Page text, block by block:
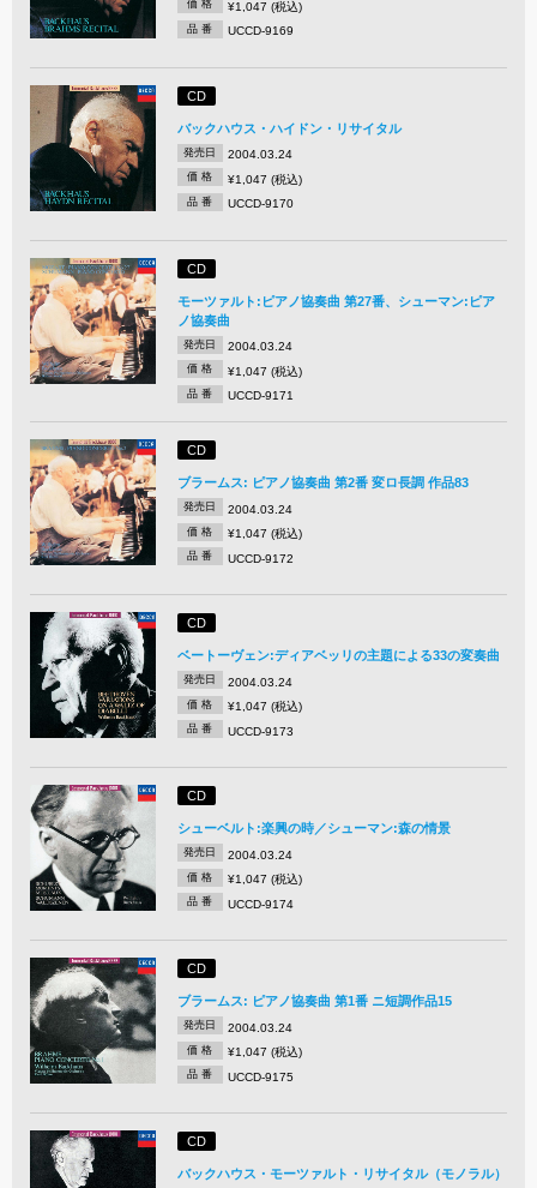
価 格 ¥1,047 (税込)
品 番 UCCD-9169
CD
バックハウス・ハイドン・リサイタル
発売日 2004.03.24
価 格 ¥1,047 (税込)
品 番 UCCD-9170
CD
モーツァルト:ピアノ協奏曲 第27番、シューマン:ピア
ノ協奏曲
発売日 2004.03.24
価 格 ¥1,047 (税込)
品 番 UCCD-9171
CD
ブラームス: ピアノ協奏曲 第2番 変ロ長調 作品83
発売日 2004.03.24
価 格 ¥1,047 (税込)
品 番 UCCD-9172
CD
ベートーヴェン:ディアベッリの主題による33の変奏曲
発売日 2004.03.24
価 格 ¥1,047 (税込)
品 番 UCCD-9173
CD
シューベルト:楽興の時／シューマン:森の情景
発売日 2004.03.24
価 格 ¥1,047 (税込)
品 番 UCCD-9174
CD
ブラームス: ピアノ協奏曲 第1番 ニ短調作品15
発売日 2004.03.24
価 格 ¥1,047 (税込)
品 番 UCCD-9175
CD
バックハウス・モーツァルト・リサイタル（モノラル）